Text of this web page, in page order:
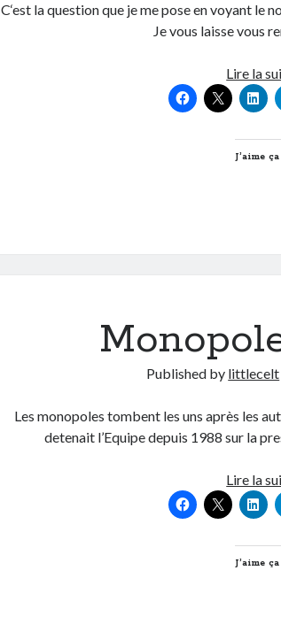
C‘est la question que je me pose en voyant le
Je vous laisse vous
Lire la
J’aime
Published by littlecelt
Les monopoles tombent les uns après les
detenait l’Equipe depuis 1988 sur la
Lire la
J’aime